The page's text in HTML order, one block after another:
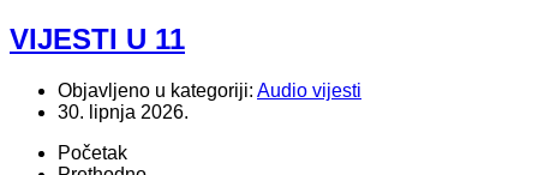
VIJESTI U 11
Objavljeno u kategoriji: Audio vijesti
30. lipnja 2026.
Početak